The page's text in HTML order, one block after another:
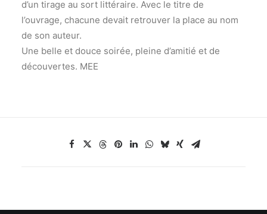
d’un tirage au sort littéraire. Avec le titre de
l’ouvrage, chacune devait retrouver la place au nom
de son auteur.
Une belle et douce soirée, pleine d’amitié et de
découvertes. MEE